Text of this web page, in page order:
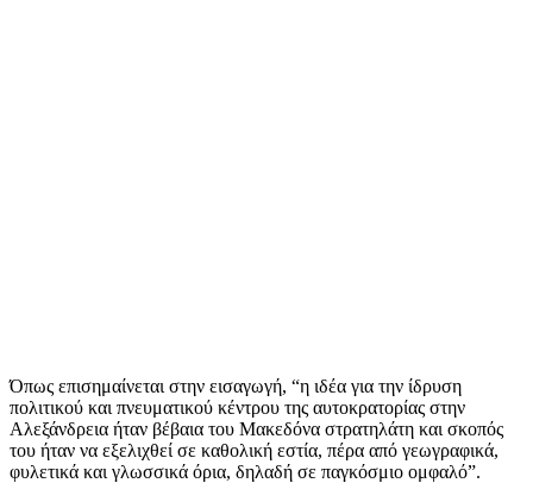
Όπως επισημαίνεται στην εισαγωγή, “η ιδέα για την ίδρυση
πολιτικού και πνευματικού κέντρου της αυτοκρατορίας στην
Αλεξάνδρεια ήταν βέβαια του Μακεδόνα στρατηλάτη και σκοπός
του ήταν να εξελιχθεί σε καθολική εστία, πέρα από γεωγραφικά,
φυλετικά και γλωσσικά όρια, δηλαδή σε παγκόσμιο ομφαλό”.